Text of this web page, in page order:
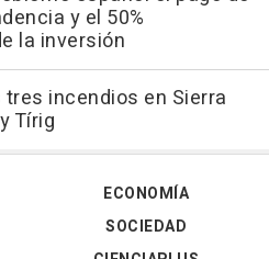
y el 50%
la inversión
incendios en Sierra
Tírig
ECONOMÍA
SOCIEDAD